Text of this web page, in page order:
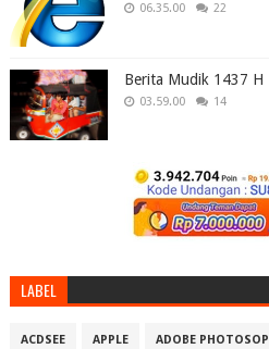
06.35.00 22
Berita Mudik 1437 H
03.59.00 14
LABEL
ACDSEE APPLE ADOBE PHOTOSOP